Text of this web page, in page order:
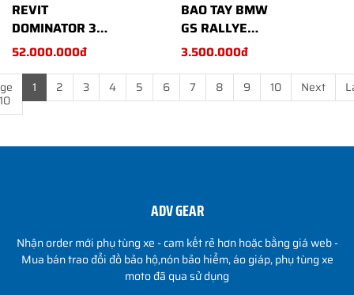
REVIT
DOMINATOR 3
GTX
52.000.000đ
BAO TAY BMW
GS RALLYE
2022
3.500.000đ
1 2 3 4 5 6 7 8 9 10 Next
ADV GEAR
Nhận order mới phụ tùng xe - cam kết rẻ hơn hoặc bằng giá web -
Mua bán trao đổi đồ bảo hộ,nón bảo hiểm, áo giáp, phụ tùng xe
moto đã qua sử dụng